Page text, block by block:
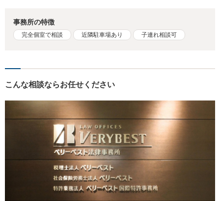
事務所の特徴
完全個室で相談 近隣駐車場あり 子連れ相談可
こんな相談ならお任せください